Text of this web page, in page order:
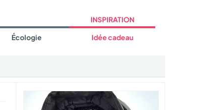
Écologie
INSPIRATION
Idée cadeau